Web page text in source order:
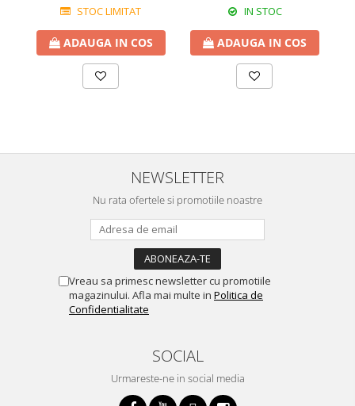
STOC LIMITAT
ADAUGA IN COS
IN STOC
ADAUGA IN COS
NEWSLETTER
Nu rata ofertele si promotiile noastre
Vreau sa primesc newsletter cu promotiile
magazinului. Afla mai multe in Politica de
Confidentialitate
SOCIAL
Urmareste-ne in social media